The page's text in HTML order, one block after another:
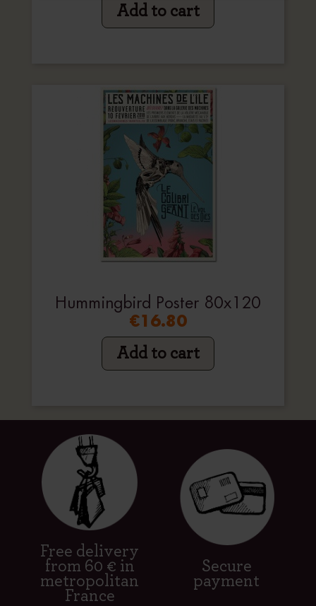
Add to cart
Hummingbird Poster 80x120
€16.80
Add to cart
Free delivery
from 60 € in
metropolitan
France
Secure
payment